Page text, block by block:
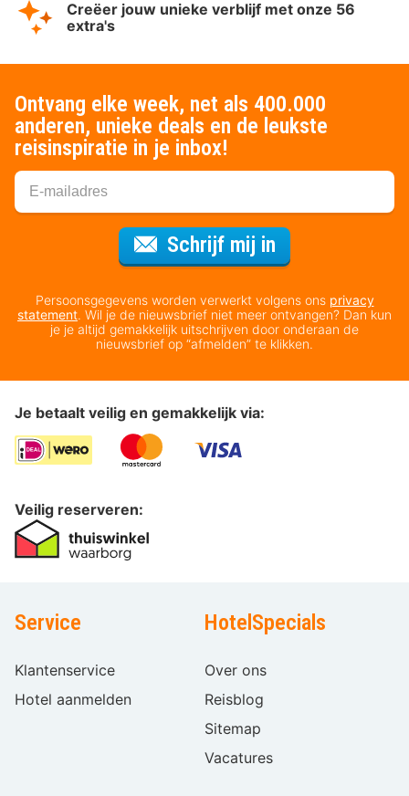
Creëer jouw unieke verblijf met onze 56
extra's
Ontvang elke week, net als 400.000
anderen, unieke deals en de leukste
reisinspiratie in je inbox!
Schrijf mij in
Persoonsgegevens worden verwerkt volgens ons privacy
statement. Wil je de nieuwsbrief niet meer ontvangen? Dan kun
je je altijd gemakkelijk uitschrijven door onderaan de
nieuwsbrief op “afmelden” te klikken.
Je betaalt veilig en gemakkelijk via:
Veilig reserveren:
Service
Klantenservice
Hotel aanmelden
HotelSpecials
Over ons
Reisblog
Sitemap
Vacatures